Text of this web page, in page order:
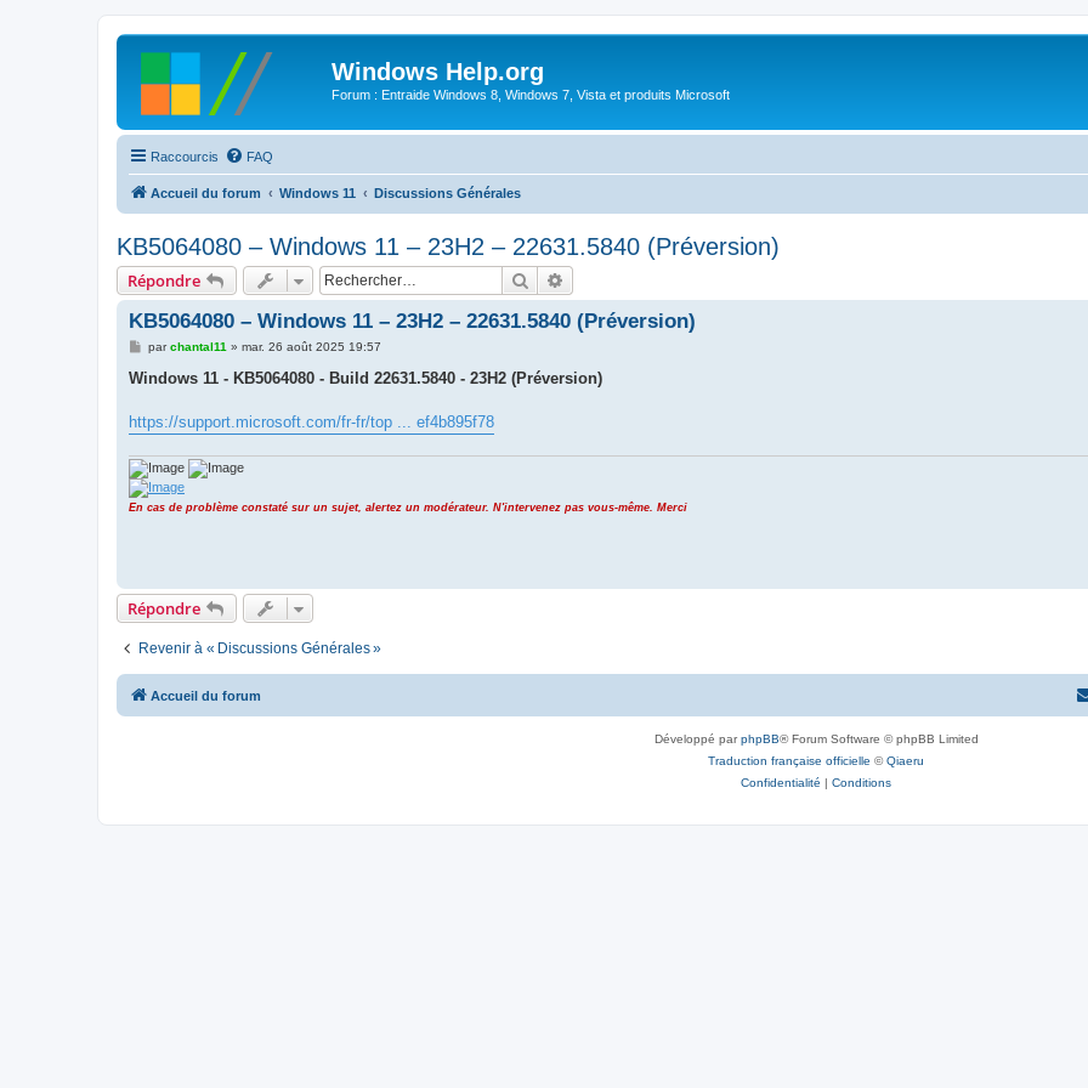
Windows Help.org
Forum : Entraide Windows 8, Windows 7, Vista et produits Microsoft
Raccourcis FAQ
Accueil du forum Windows 11 Discussions Générales
KB5064080 – Windows 11 – 23H2 – 22631.5840 (Préversion)
Répondre Rechercher
KB5064080 – Windows 11 – 23H2 – 22631.5840 (Préversion)
M
s
g
e
parchantal11 » mar. 26 août 2025 19:57
Windows 11 - KB5064080 - Build 22631.5840 - 23H2 (Préversion)
https://support.microsoft.com/fr-fr/top ... ef4b895f78
En cas de problème constaté sur un sujet, alertez un modérateur. N'intervenez pas vous-même. Merci
Répondre
Revenir à « Discussions Générales »
Accueil du forum
Développé parphpBB® Forum Software © phpBB Limited
Traduction française officielle ©Qiaeru
Confidentialité | Conditions